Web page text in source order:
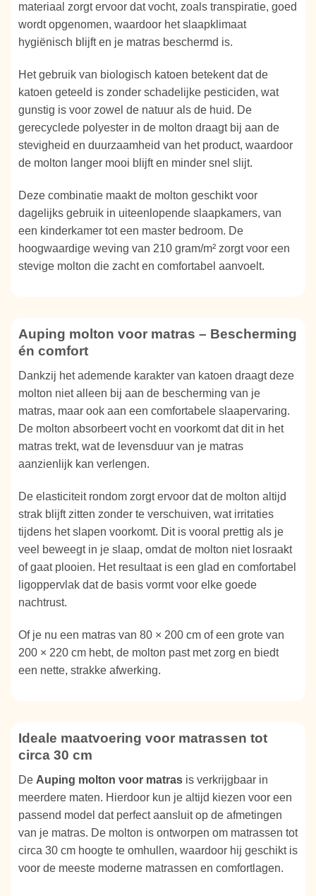
materiaal zorgt ervoor dat vocht, zoals transpiratie, goed
wordt opgenomen, waardoor het slaapklimaat
hygiënisch blijft en je matras beschermd is.
Het gebruik van biologisch katoen betekent dat de
katoen geteeld is zonder schadelijke pesticiden, wat
gunstig is voor zowel de natuur als de huid. De
gerecyclede polyester in de molton draagt bij aan de
stevigheid en duurzaamheid van het product, waardoor
de molton langer mooi blijft en minder snel slijt.
Deze combinatie maakt de molton geschikt voor
dagelijks gebruik in uiteenlopende slaapkamers, van
een kinderkamer tot een master bedroom. De
hoogwaardige weving van 210 gram/m² zorgt voor een
stevige molton die zacht en comfortabel aanvoelt.
Auping molton voor matras – Bescherming
én comfort
Dankzij het ademende karakter van katoen draagt deze
molton niet alleen bij aan de bescherming van je
matras, maar ook aan een comfortabele slaapervaring.
De molton absorbeert vocht en voorkomt dat dit in het
matras trekt, wat de levensduur van je matras
aanzienlijk kan verlengen.
De elasticiteit rondom zorgt ervoor dat de molton altijd
strak blijft zitten zonder te verschuiven, wat irritaties
tijdens het slapen voorkomt. Dit is vooral prettig als je
veel beweegt in je slaap, omdat de molton niet losraakt
of gaat plooien. Het resultaat is een glad en comfortabel
ligoppervlak dat de basis vormt voor elke goede
nachtrust.
Of je nu een matras van 80 × 200 cm of een grote van
200 × 220 cm hebt, de molton past met zorg en biedt
een nette, strakke afwerking.
Ideale maatvoering voor matrassen tot
circa 30 cm
De Auping molton voor matras is verkrijgbaar in
meerdere maten. Hierdoor kun je altijd kiezen voor een
passend model dat perfect aansluit op de afmetingen
van je matras. De molton is ontworpen om matrassen tot
circa 30 cm hoogte te omhullen, waardoor hij geschikt is
voor de meeste moderne matrassen en comfortlagen.